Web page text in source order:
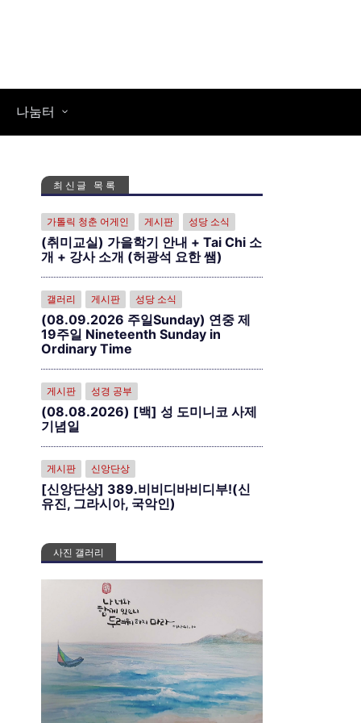
나눔터
최신글 목록
가톨릭 청춘 어게인 게시판 성당 소식
(취미교실) 가을학기 안내 + Tai Chi 소
개 + 강사 소개 (허광석 요한 쌤)
갤러리 게시판 성당 소식
(08.09.2026 주일Sunday) 연중 제
19주일 Nineteenth Sunday in
Ordinary Time
게시판 성경 공부
(08.08.2026) [백] 성 도미니코 사제
기념일
게시판 신앙단상
[신앙단상] 389.비비디바비디부!(신
유진, 그라시아, 국악인)
사진 갤러리